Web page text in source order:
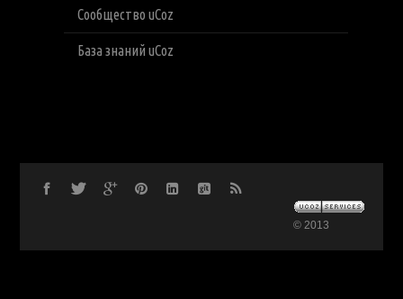
Сообщество uCoz
База знаний uCoz
© 2013